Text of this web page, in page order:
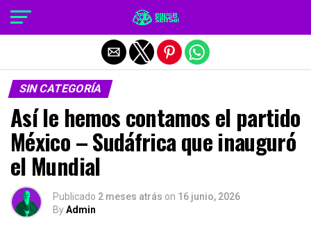
SIN CATEGORÍA
Así le hemos contamos el partido
México – Sudáfrica que inauguró
el Mundial
Publicado 2 meses atrás on 16 junio, 2026
ByAdmin
Salir de la versión móvil